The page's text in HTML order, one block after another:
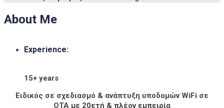
About Me
Experience:
15+ years
Ειδικός σε σχεδιασμό & ανάπτυξη υποδομών WiFi σε
ΟΤΑ με 20ετή & πλέον εμπειρία